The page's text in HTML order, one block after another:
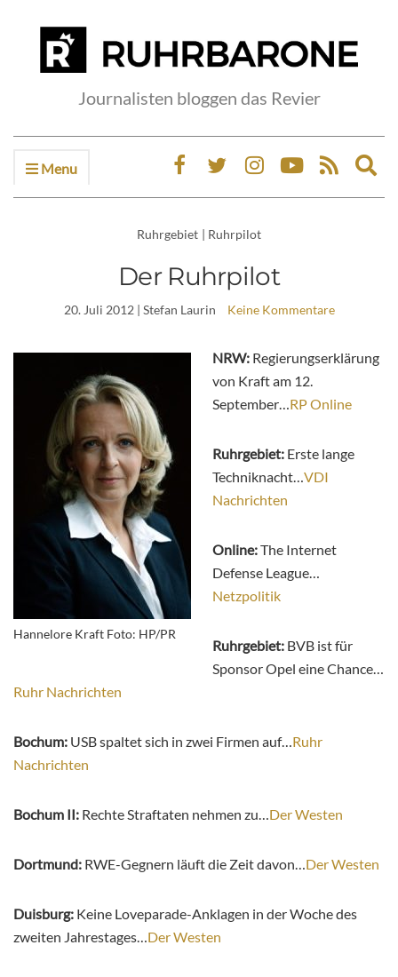
Journalisten bloggen das Revier
Menu
Ruhrgebiet | Ruhrpilot
Der Ruhrpilot
20. Juli 2012| Stefan Laurin Keine Kommentare
Hannelore Kraft Foto: HP/PR
NRW: Regierungserklärung
von Kraft am 12.
September…RP Online
Ruhrgebiet: Erste lange
Techniknacht…VDI
Nachrichten
Online:The Internet
Defense League…
Netzpolitik
Ruhrgebiet: BVB ist für
Sponsor Opel eine Chance…
Ruhr Nachrichten
Bochum: USB spaltet sich in zwei Firmen auf…Ruhr
Nachrichten
Bochum II: Rechte Straftaten nehmen zu…Der Westen
Dortmund: RWE-Gegnern läuft die Zeit davon…Der Westen
Duisburg: Keine Loveparade-Anklagen in der Woche des
zweiten Jahrestages…Der Westen